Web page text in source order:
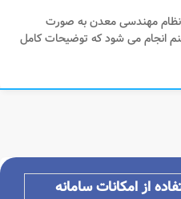
نظام مهندسی معدن به صورت
انجام می شود که توضیحات کامل
از امکاناتسامانه